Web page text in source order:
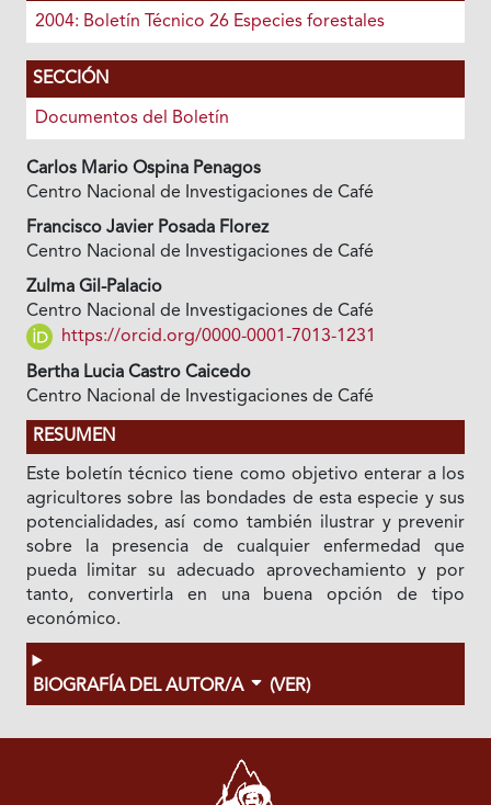
2004: Boletín Técnico 26 Especies forestales
SECCIÓN
Documentos del Boletín
Carlos Mario Ospina Penagos
Centro Nacional de Investigaciones de Café
Francisco Javier Posada Florez
Centro Nacional de Investigaciones de Café
Zulma Gil-Palacio
Centro Nacional de Investigaciones de Café
https://orcid.org/0000-0001-7013-1231
Bertha Lucia Castro Caicedo
Centro Nacional de Investigaciones de Café
RESUMEN
Este boletín técnico tiene como objetivo enterar a los
agricultores sobre las bondades de esta especie y sus
potencialidades, así como también ilustrar y prevenir
sobre la presencia de cualquier enfermedad que
pueda limitar su adecuado aprovechamiento y por
tanto, convertirla en una buena opción de tipo
económico.
BIOGRAFÍA DEL AUTOR/A (VER)